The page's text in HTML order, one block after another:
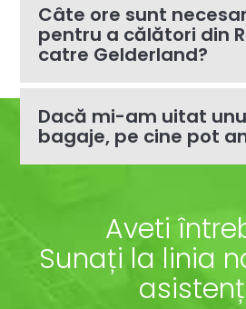
Câte ore sunt
pentru a călători din
catre Gelderland?
Dacă mi-am uitat
bagaje, pe cine pot
Aveti
Sunați la linia